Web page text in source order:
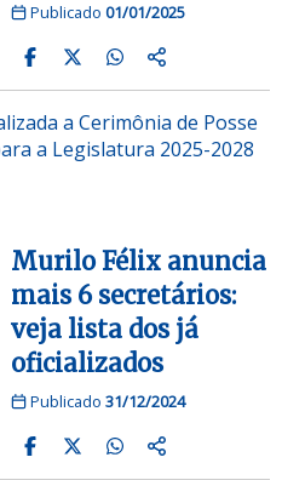
Publicado 01/01/2025
a Cerimônia de Posse
a Legislatura 2025-2028
Murilo Félix anuncia
mais 6 secretários:
veja lista dos já
oficializados
Publicado 31/12/2024